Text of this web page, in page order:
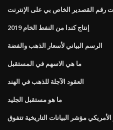
رقم القصدير الخاص بي على الإنترنت
إنتاج كندا من النفط الخام 2019
الرسم البياني لأسعار الذهب والفضة
ما هي الاسهم في المستقبل
العقود الآجلة للذهب في الهند
ما هو مستقبل الجليد
الأمريكي مؤشر البيانات التاريخية تتفوق